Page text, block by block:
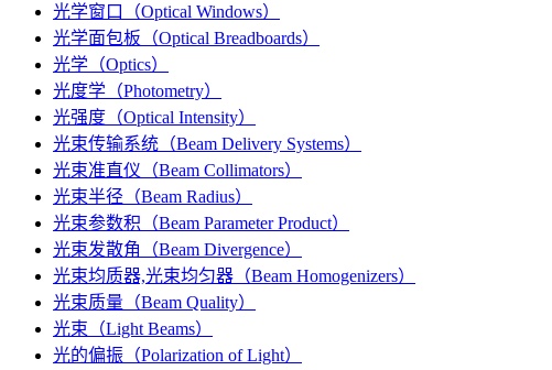
光学窗口（Optical Windows）
光学面包板（Optical Breadboards）
光学（Optics）
光度学（Photometry）
光强度（Optical Intensity）
光束传输系统（Beam Delivery Systems）
光束准直仪（Beam Collimators）
光束半径（Beam Radius）
光束参数积（Beam Parameter Product）
光束发散角（Beam Divergence）
光束均质器,光束均匀器（Beam Homogenizers）
光束质量（Beam Quality）
光束（Light Beams）
光的偏振（Polarization of Light）